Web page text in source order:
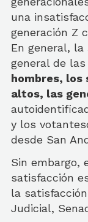
una
generación Z
En general, la
general de
hombres, los
altos, las
y los
desde San
Sin embargo,
satisfacción
la
Judicial,